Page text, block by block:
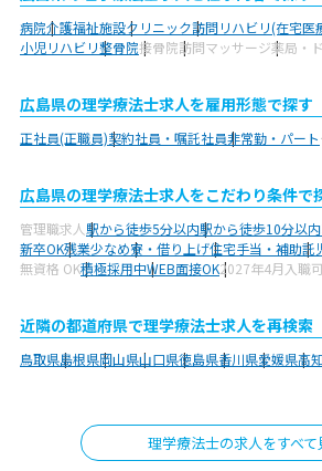
病院介護福祉施設クリニック訪問リハビリ(在宅医
小児リハビリ整骨院接骨院訪問マッサージ薬局・
広島県の理学療法士求人を雇用形態で探す
正社員(正職員)契約社員・嘱託社員非常勤・パート
広島県の理学療法士求人をこだわり条件で
管理職求人駅から徒歩5分以内駅から徒歩10分以内
新卒OK残業少なめ寮・借り上げ住宅手当・補助託
無資格 OK積極採用中WEB面接OK2027年4月入職可
近隣の都道府県で理学療法士求人を再検索
鳥取県島根県岡山県山口県徳島県香川県愛媛県高
理学療法士の求人をすべて